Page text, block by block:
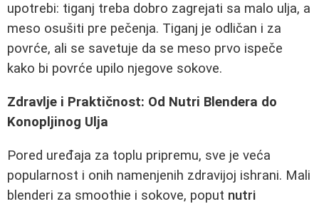
upotrebi: tiganj treba dobro zagrejati sa malo ulja, a
meso osušiti pre pečenja. Tiganj je odličan i za
povrće, ali se savetuje da se meso prvo ispeče
kako bi povrće upilo njegove sokove.
Zdravlje i Praktičnost: Od Nutri Blendera do
Konopljinog Ulja
Pored uređaja za toplu pripremu, sve je veća
popularnost i onih namenjenih zdravijoj ishrani. Mali
blenderi za smoothie i sokove, poput nutri